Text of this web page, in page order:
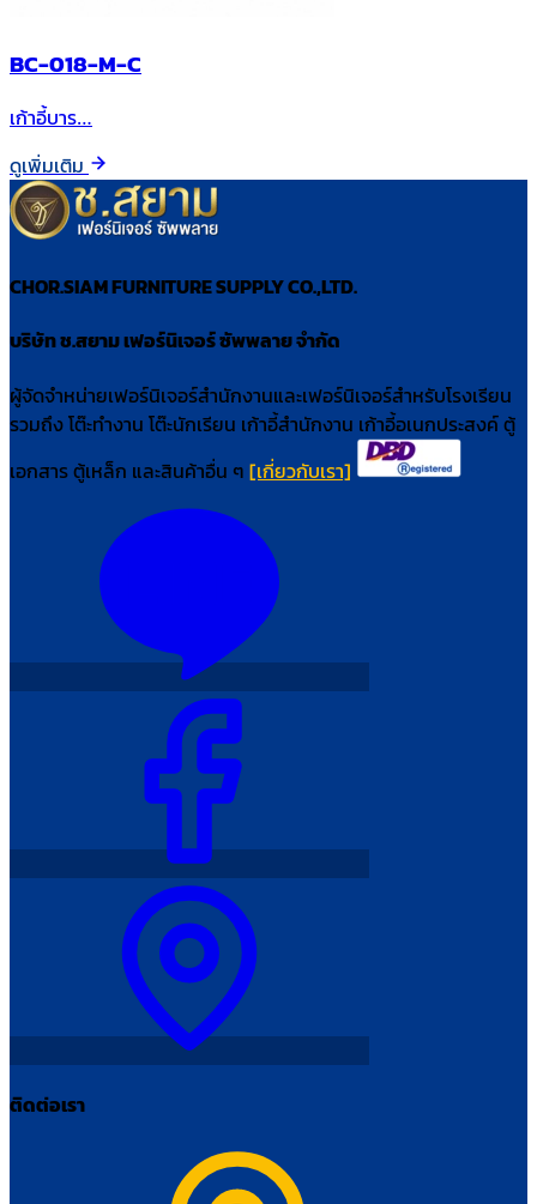
BC-018-M-C
เก้าอี้บาร…
ดูเพิ่มเติม
CHOR.SIAM FURNITURE SUPPLY CO.,LTD.
บริษัท ช.สยาม เฟอร์นิเจอร์ ซัพพลาย จำกัด
ผู้จัดจำหน่ายเฟอร์นิเจอร์สำนักงานและเฟอร์นิเจอร์สำหรับโรงเรียน
รวมถึง โต๊ะทำงาน โต๊ะนักเรียน เก้าอี้สำนักงาน เก้าอี้อเนกประสงค์ ตู้
เอกสาร ตู้เหล็ก และสินค้าอื่น ๆ [เกี่ยวกับเรา]
ติดต่อเรา